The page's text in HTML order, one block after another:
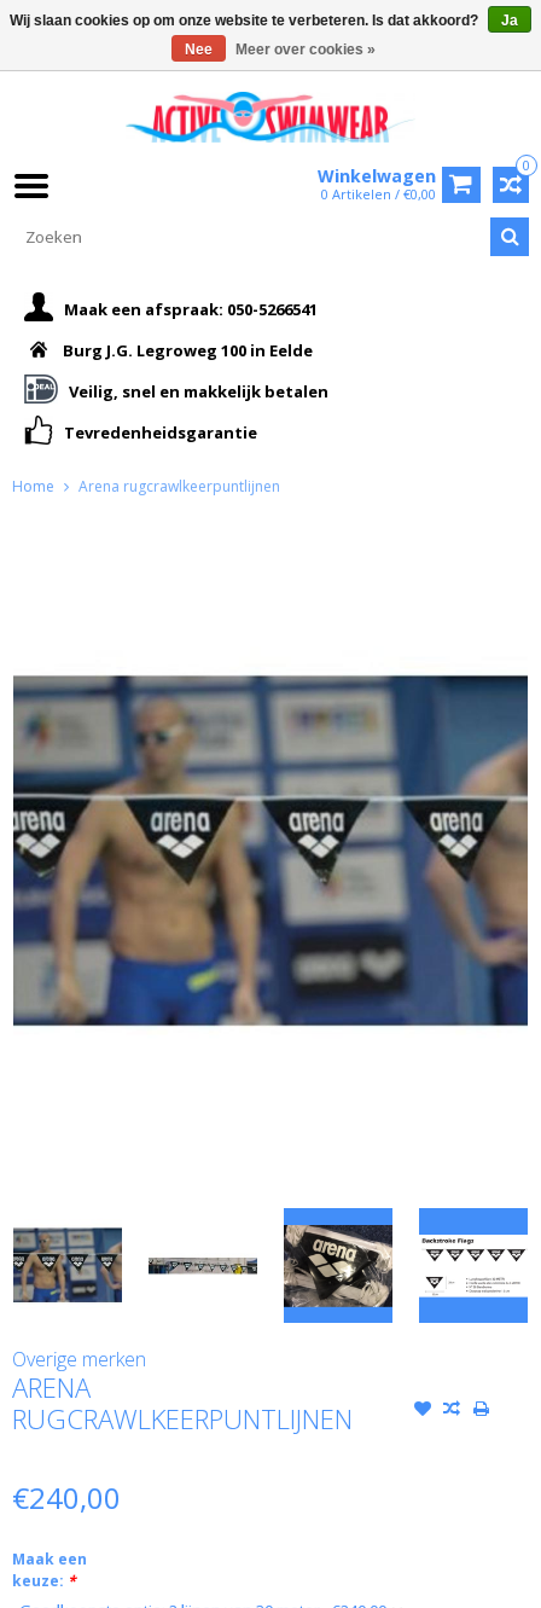
0
Winkelwagen
0 Artikelen / €0,00
Maak een afspraak: 050-5266541
Burg J.G. Legroweg 100 in Eelde
Veilig, snel en makkelijk betalen
Tevredenheidsgarantie
Home Arena rugcrawlkeerpuntlijnen
Overige merken
ARENA
RUGCRAWLKEERPUNTLIJNEN
€240,00
Maak een
keuze: *
Wij slaan cookies op om onze website te verbeteren. Is dat akkoord?
Ja
Nee
Meer over cookies »